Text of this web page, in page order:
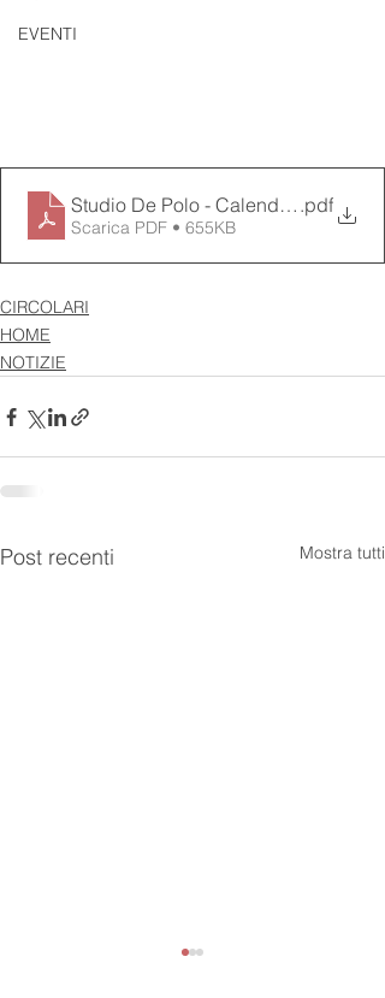
EVENTI
Studio De Polo - Calendarul zilelor
.pdf
Scarica PDF • 655KB
CIRCOLARI
HOME
NOTIZIE
Post recenti Mostra tutti